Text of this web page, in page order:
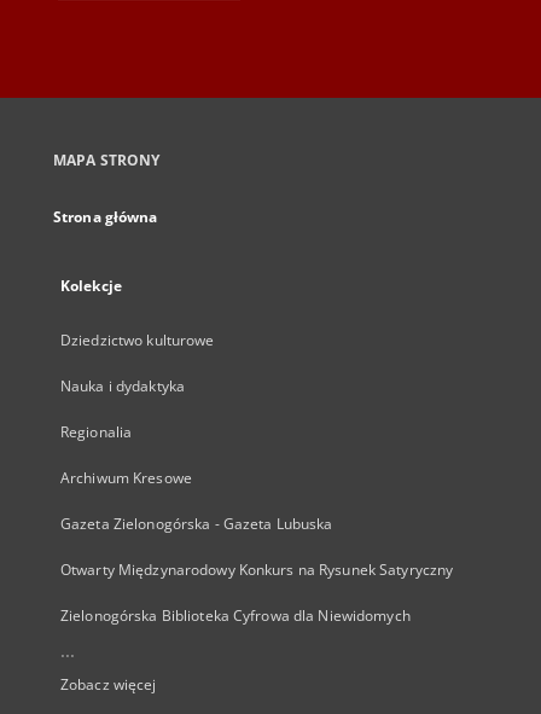
MAPA STRONY
Strona główna
Kolekcje
Dziedzictwo kulturowe
Nauka i dydaktyka
Regionalia
Archiwum Kresowe
Gazeta Zielonogórska - Gazeta Lubuska
Otwarty Międzynarodowy Konkurs na Rysunek Satyryczny
Zielonogórska Biblioteka Cyfrowa dla Niewidomych
...
Zobacz więcej